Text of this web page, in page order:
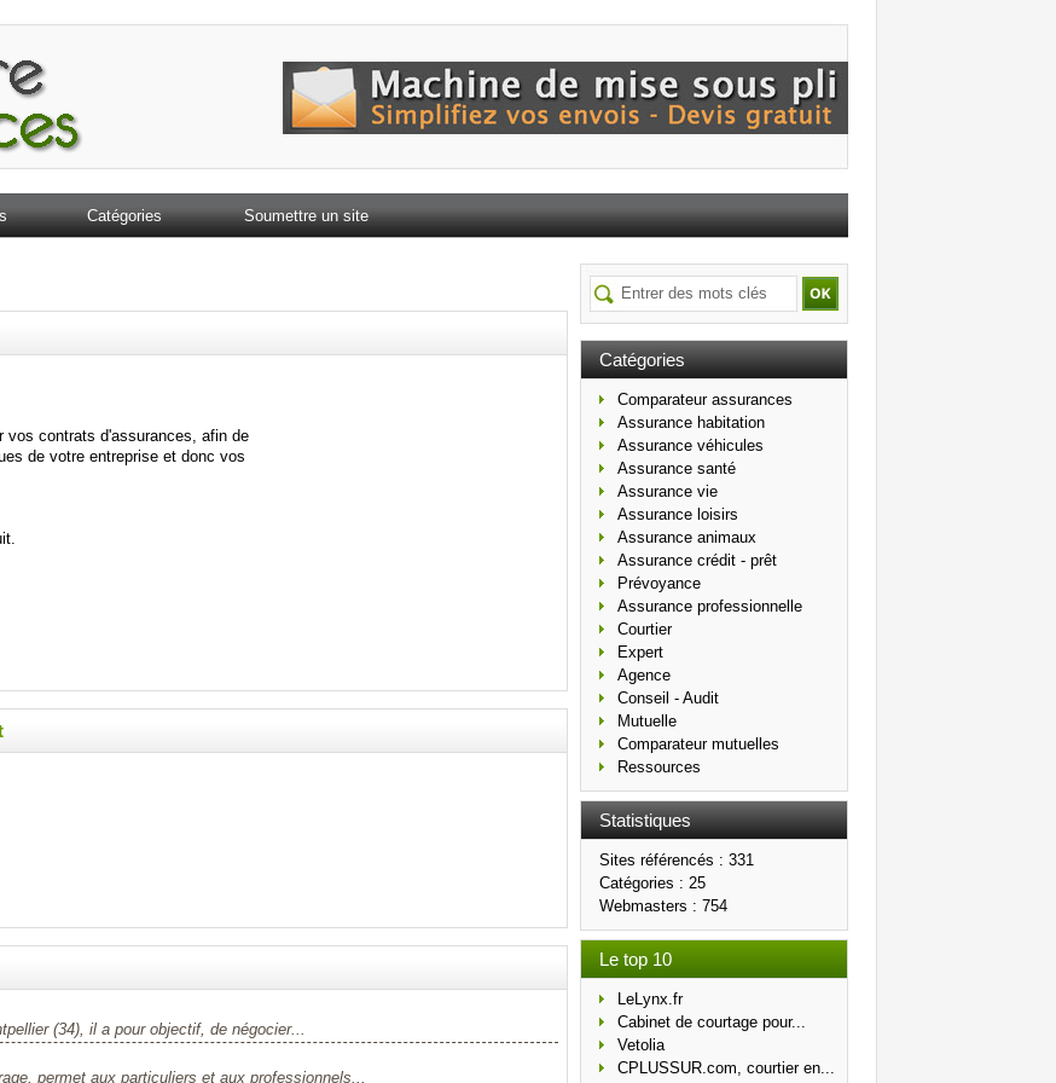
Catégories Soumettre un site
Catégories
Comparateur assurances
Assurance habitation
Assurance véhicules
Assurance santé
Assurance vie
Assurance loisirs
Assurance animaux
Assurance crédit - prêt
Prévoyance
Assurance professionnelle
Courtier
Expert
Agence
Conseil - Audit
Mutuelle
Comparateur mutuelles
Ressources
Statistiques
Sites référencés : 331
Catégories : 25
Webmasters : 754
Le top 10
LeLynx.fr
Cabinet de courtage pour...
Vetolia
CPLUSSUR.com, courtier en...
vos contrats d'assurances, afin de
de votre entreprise et donc vos
(34), il a pour objectif, de négocier...
permet aux particuliers et aux professionnels...